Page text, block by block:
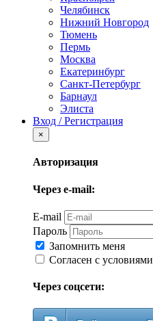
Челябинск
Нижний Новгород
Тюмень
Пермь
Москва
Екатеринбург
Санкт-Петербург
Барнаул
Элиста
Вход / Регистрация
×
Авторизация
Через e-mail:
E-mail
Пароль
Запомнить меня
Согласен с условиями
Через соцсети: